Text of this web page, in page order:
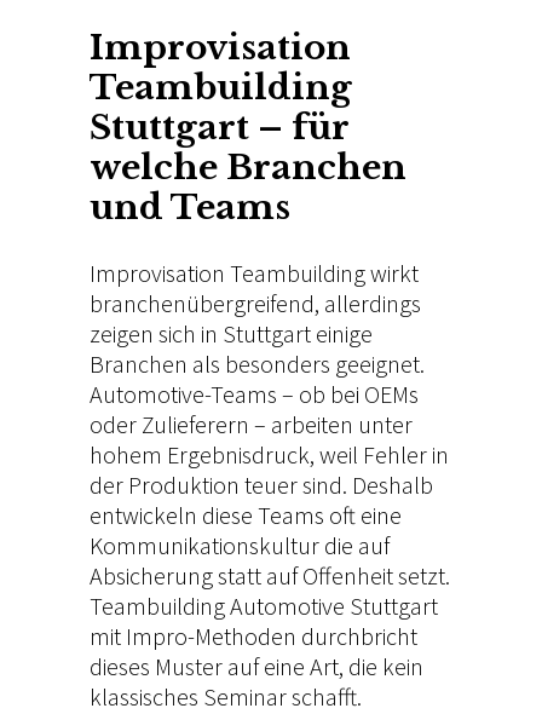
Improvisation
Teambuilding
Stuttgart – für
welche Branchen
und Teams
Improvisation Teambuilding wirkt
branchenübergreifend, allerdings
zeigen sich in Stuttgart einige
Branchen als besonders geeignet.
Automotive-Teams – ob bei OEMs
oder Zulieferern – arbeiten unter
hohem Ergebnisdruck, weil Fehler in
der Produktion teuer sind. Deshalb
entwickeln diese Teams oft eine
Kommunikationskultur die auf
Absicherung statt auf Offenheit setzt.
Teambuilding Automotive Stuttgart
mit Impro-Methoden durchbricht
dieses Muster auf eine Art, die kein
klassisches Seminar schafft.